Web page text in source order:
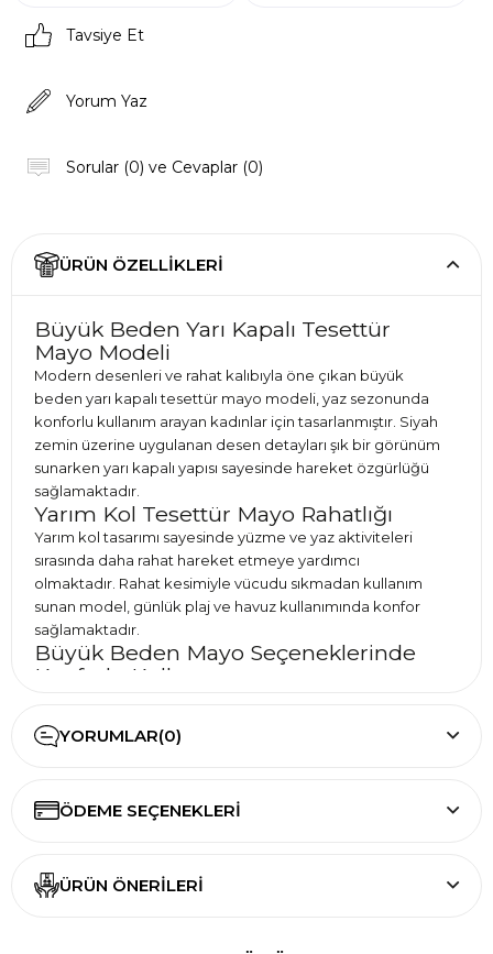
Tavsiye Et
Yorum Yaz
Sorular (0) ve Cevaplar (0)
ÜRÜN ÖZELLIKLERI
Büyük Beden Yarı Kapalı Tesettür
Mayo Modeli
Modern desenleri ve rahat kalıbıyla öne çıkan büyük
beden yarı kapalı tesettür mayo modeli, yaz sezonunda
konforlu kullanım arayan kadınlar için tasarlanmıştır. Siyah
zemin üzerine uygulanan desen detayları şık bir görünüm
sunarken yarı kapalı yapısı sayesinde hareket özgürlüğü
sağlamaktadır.
Yarım Kol Tesettür Mayo Rahatlığı
Yarım kol tasarımı sayesinde yüzme ve yaz aktiviteleri
sırasında daha rahat hareket etmeye yardımcı
olmaktadır. Rahat kesimiyle vücudu sıkmadan kullanım
sunan model, günlük plaj ve havuz kullanımında konfor
sağlamaktadır.
Büyük Beden Mayo Seçeneklerinde
Konforlu Kullanım
tasarlanan model, rahat kalıbı ve kullanışlı yapısıyla öne
çıkmaktadır. Yarı kapalı mayo tercih eden kullanıcılar için
Siyah renk ile uyumlu desen detayları modele modern bir
kullanımında şıklığı ve rahatlığı bir araya getirmektedir.
YORUMLAR(0)
ÖDEME SEÇENEKLERI
ÜRÜN ÖNERILERI